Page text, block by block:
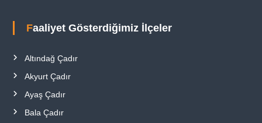
Faaliyet Gösterdiğimiz İlçeler
Altındağ Çadır
Akyurt Çadır
Ayaş Çadır
Bala Çadır